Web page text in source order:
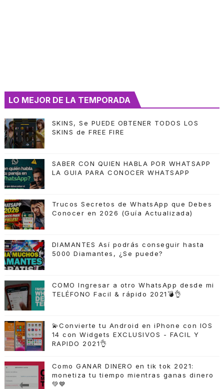
LO MEJOR DE LA TEMPORADA
SKINS, Se PUEDE OBTENER TODOS LOS
SKINS de FREE FIRE
SABER CON QUIEN HABLA POR WHATSAPP
LA GUIA PARA CONOCER WHATSAPP
Trucos Secretos de WhatsApp que Debes
Conocer en 2026 (Guía Actualizada)
DIAMANTES Así podrás conseguir hasta
5000 Diamantes, ¿Se puede?
COMO Ingresar a otro WhatsApp desde mi
TELÉFONO Facil & rápido 2021💣👌
💫Convierte tu Android en iPhone con IOS
14 con Widgets EXCLUSIVOS - FACIL Y
RAPIDO 2021👌
Como GANAR DINERO en tik tok 2021:
monetiza tu tiempo mientras ganas dinero
💚💙